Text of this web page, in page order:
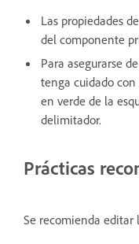
Las propiedades
del componente
Para asegurarse
tenga cuidado
en verde de la
delimitador.
Prácticas
Se recomienda editar